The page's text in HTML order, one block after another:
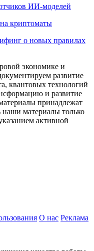
ИИ-моделей
криптоматы
о новых правилах
экономике и
развитие
квантовых технологий
и развитие
принадлежат
материалы только
активной
О нас Реклама